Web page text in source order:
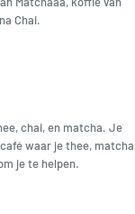
Chai.
chai, en matcha. Je
waar je thee, matcha
je te helpen.